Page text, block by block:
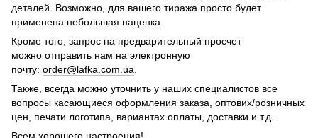
деталей. Возможно, для вашего тиража просто будет
применена небольшая наценка.
Кроме того, запрос на предварительный просчет
можно отправить нам на электронную
почту: order@lafka.com.ua
Также, всегда можно уточнить у наших специалистов все
вопросы касающиеся оформления заказа, оптових/розничных
цен, печати логотипа, вариантах оплаты, доставки и т.д.
Всем хорошего настроения!